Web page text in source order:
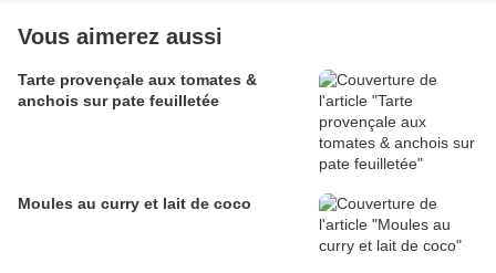
Vous aimerez aussi
Tarte provençale aux tomates &
anchois sur pate feuilletée
Moules au curry et lait de coco